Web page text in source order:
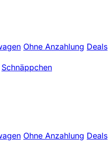
Ohne Anzahlung Deals
Schnäppchen
Ohne Anzahlung Deals